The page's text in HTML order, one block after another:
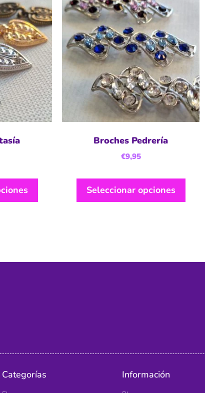
Broches Pedrería
€9,95
Seleccionar opciones
Categorías Información